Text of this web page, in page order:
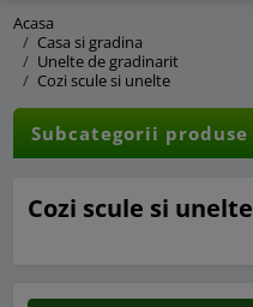
Acasa
Casa si gradina
Unelte de gradinarit
Cozi scule si unelte
Subcategorii produse
Cozi scule si unelte